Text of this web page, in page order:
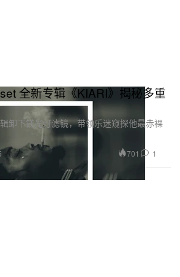
全新专辑《KIARI》揭秘多重
卸下镁光灯滤镜，带领乐迷窥探他最赤裸
701 1